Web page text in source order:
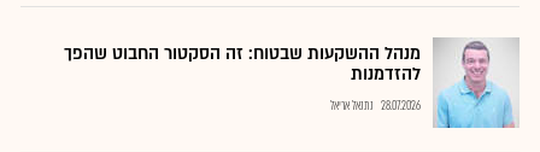
מנהל ההשקעות שבטוח: זה הסקטור החבוט שהפך
להזדמנות
28.07.2026 נתנאל אריאל